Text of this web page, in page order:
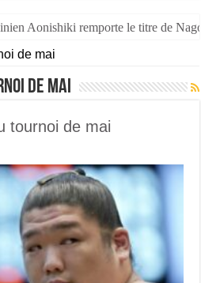
Aonishiki remporte le titre de
de mai
de mai
tournoi de mai